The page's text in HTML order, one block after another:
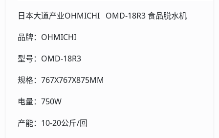
日本大道产业OHMICHI OMD-18R3 食品脱水机
品牌：OHMICHI
型号：OMD-18R3
规格：767X767X875MM
电量：750W
产能：10-20公斤/回